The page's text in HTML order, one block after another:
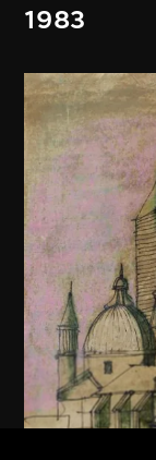
1983